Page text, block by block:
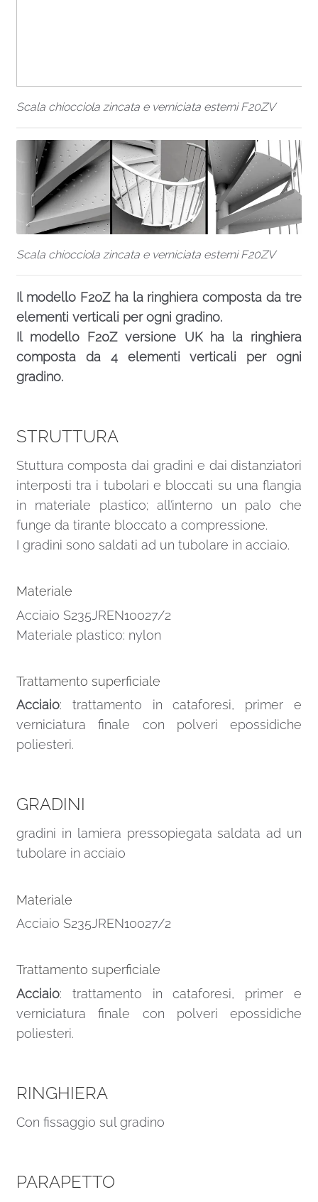
Scala chiocciola zincata e verniciata esterni F20ZV
Scala chiocciola zincata e verniciata esterni F20ZV
Il modello F20Z ha la ringhiera composta da tre
elementi verticali per ogni gradino.
Il modello F20Z versione UK ha la ringhiera
composta da 4 elementi verticali per ogni
gradino.
STRUTTURA
Stuttura composta dai gradini e dai distanziatori
interposti tra i tubolari e bloccati su una flangia
in materiale plastico; all’interno un palo che
funge da tirante bloccato a compressione.
I gradini sono saldati ad un tubolare in acciaio.
Materiale
Acciaio S235JREN10027/2
Materiale plastico: nylon
Trattamento superficiale
Acciaio: trattamento in cataforesi, primer e
verniciatura finale con polveri epossidiche
poliesteri.
GRADINI
gradini in lamiera pressopiegata saldata ad un
tubolare in acciaio
Materiale
Acciaio S235JREN10027/2
Trattamento superficiale
Acciaio: trattamento in cataforesi, primer e
verniciatura finale con polveri epossidiche
poliesteri.
RINGHIERA
Con fissaggio sul gradino
PARAPETTO